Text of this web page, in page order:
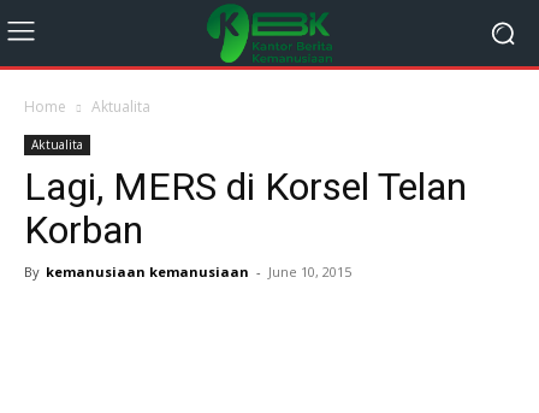
Home Aktualita
Aktualita
Lagi, MERS di Korsel Telan
Korban
By kemanusiaan kemanusiaan - June 10, 2015